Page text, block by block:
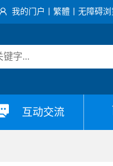
我的门户 繁體 无障碍浏
互动交流